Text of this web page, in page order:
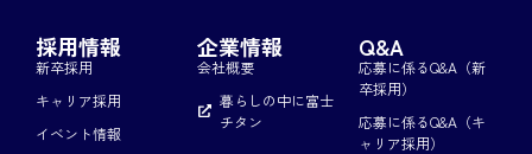
採用情報
新卒採用
キャリア採用
イベント情報
企業情報
会社概要
暮らしの中に富士
チタン
Q&A
応募に係るQ&A（新
卒採用）
応募に係るQ&A（キ
ャリア採用）